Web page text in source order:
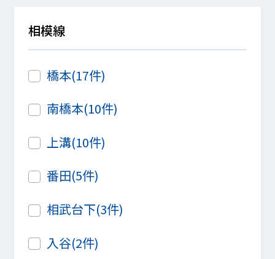
相模線
橋本(17件)
南橋本(10件)
上溝(10件)
番田(5件)
相武台下(3件)
入谷(2件)